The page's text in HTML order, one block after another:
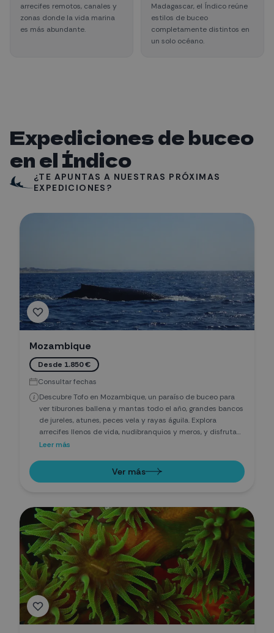
arrecifes remotos, canales y
zonas donde la vida marina
es más abundante.
Madagascar, el Índico reúne
estilos de buceo
completamente distintos en
un solo océano.
Expediciones de buceo
en el Índico
¿TE APUNTAS A NUESTRAS PRÓXIMAS
EXPEDICIONES?
Mozambique
Desde 1.850 €
Consultar fechas
Descubre Tofo en Mozambique, un paraíso de buceo para
ver tiburones ballena y mantas todo el año, grandes bancos
de jureles, atunes, peces vela y rayas águila. Explora
arrecifes llenos de vida, nudibranquios y meros, y disfruta
entre octubre y marzo de ballenas yubarta. Completa tu
submarina y terrestre en una aventura única.
Leer más
Ver más